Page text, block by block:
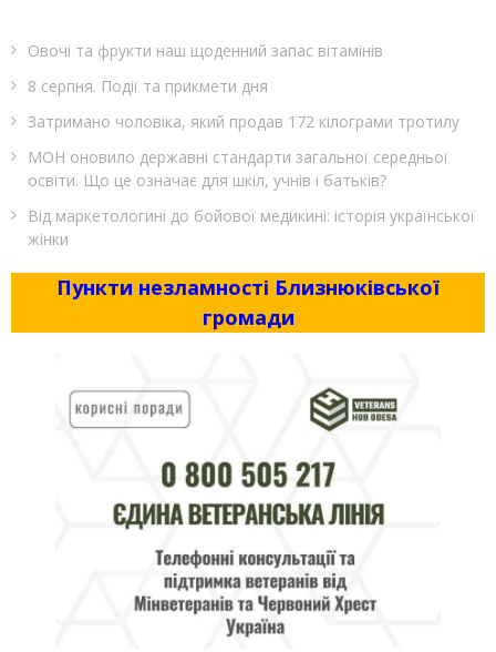
Овочі та фрукти наш щоденний запас вітамінів
8 серпня. Події та прикмети дня
Затримано чоловіка, який продав 172 кілограми тротилу
МОН оновило державні стандарти загальної середньої
освіти. Що це означає для шкіл, учнів і батьків?
Від маркетологині до бойової медикині: історія української
жінки
Пункти незламності Близнюківської
громади